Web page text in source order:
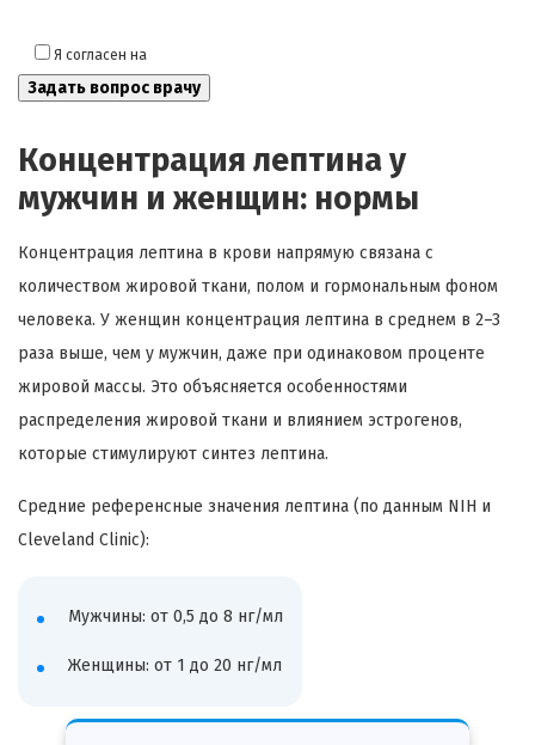
Я согласен на
Концентрация лептина у
мужчин и женщин: нормы
Концентрация лептина в крови напрямую связана с
количеством жировой ткани, полом и гормональным фоном
человека. У женщин концентрация лептина в среднем в 2–3
раза выше, чем у мужчин, даже при одинаковом проценте
жировой массы. Это объясняется особенностями
распределения жировой ткани и влиянием эстрогенов,
которые стимулируют синтез лептина.
Средние референсные значения лептина (по данным NIH и
Cleveland Clinic):
Мужчины: от 0,5 до 8 нг/мл
Женщины: от 1 до 20 нг/мл